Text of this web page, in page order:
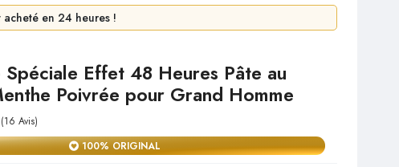
en 24 heures !
consulté en 2 jours !
Effet 48 Heures Pâte au
Poivrée pour Grand Homme
(16 Avis)
100% ORIGINAL